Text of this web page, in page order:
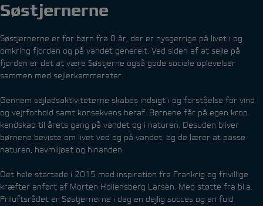
Søstjernerne
Søstjernerne er for børn fra 8 år, der er nysgerrige på livet i og
omkring fjorden og på vandet generelt. Ved siden af at sejle på
fjorden er det at være Søstjerne også gode sociale oplevelser
sammen med sejlerkammerater.
Gennem sejladsaktiviteterne skabes indsigt i og forståelse for vind
og vejrforhold samt konsekvens heraf. Børnene får på egen krop
kendskab til årets gang på vandet og i naturen. Desuden bliver
børnene beviste om livet ved og på vandet, og de lærer at passe
naturen, havmiljøet og hinanden.
Det hele startede i 2015 med inspiration fra Frankrig og frivillige
kræfter anført af Morten Hollensberg Larsen. Med støtte fra bl.a.
Friluftsrådet er Søstjernerne i dag en dejlig succes og en fuld